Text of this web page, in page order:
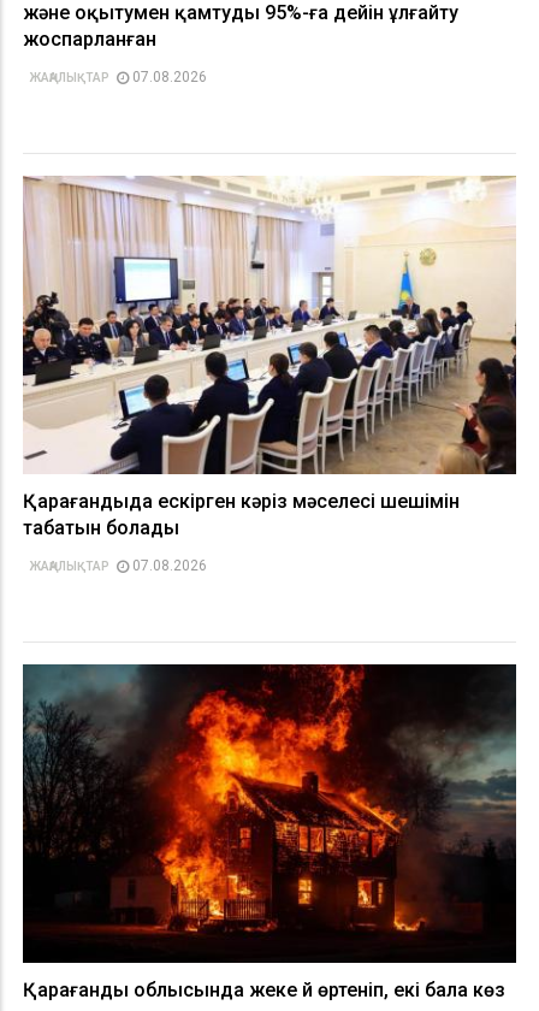
және оқытумен қамтуды 95%-ға дейін ұлғайту
жоспарланған
ЖАҢАЛЫҚТАР 07.08.2026
Қарағандыда ескірген кәріз мәселесі шешімін
табатын болады
ЖАҢАЛЫҚТАР 07.08.2026
Қарағанды облысында жеке үй өртеніп, екі бала көз